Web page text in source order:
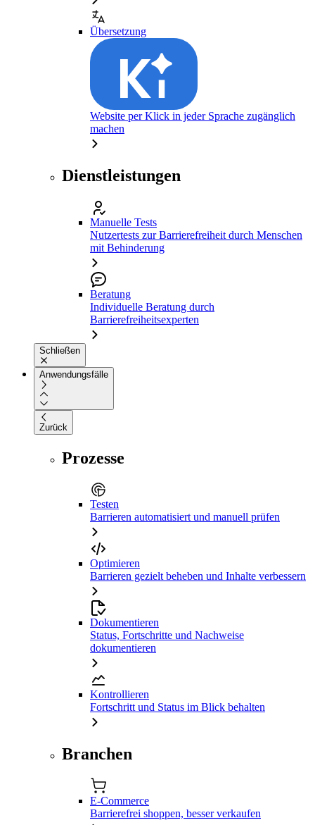
Übersetzung
Website per Klick in jeder Sprache zugänglich
machen
Dienstleistungen
Manuelle Tests
Nutzertests zur Barrierefreiheit durch Menschen
mit Behinderung
Beratung
Individuelle Beratung durch
Barrierefreiheitsexperten
Schließen
Anwendungsfälle
Zurück
Prozesse
Testen
Barrieren automatisiert und manuell prüfen
Optimieren
Barrieren gezielt beheben und Inhalte verbessern
Dokumentieren
Status, Fortschritte und Nachweise
dokumentieren
Kontrollieren
Fortschritt und Status im Blick behalten
Branchen
E-Commerce
Barrierefrei shoppen, besser verkaufen